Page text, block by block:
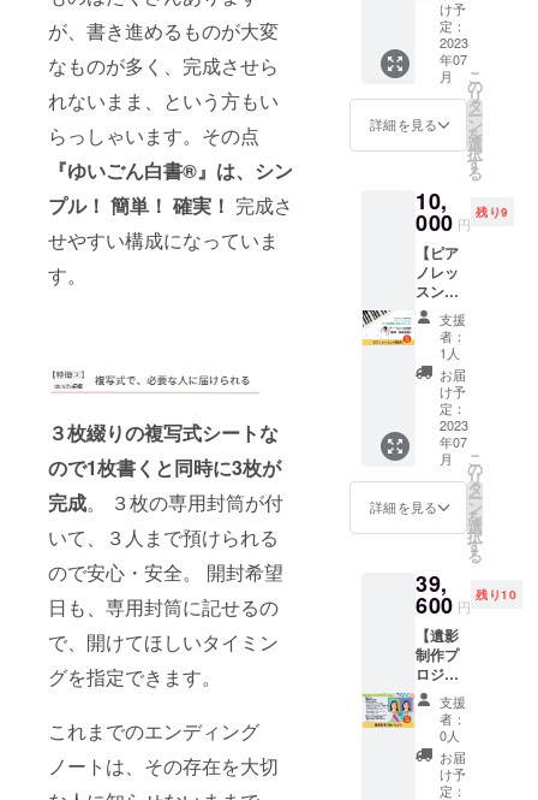
が、書き進めるものが大変
なものが多く、完成させら
れないまま、という方もい
らっしゃいます。その点
『ゆいごん白書®』は、シン
プル！ 簡単！ 確実！ 完成さ
せやすい構成になっていま
す。
３枚綴りの複写式シートな
ので1枚書くと同時に3枚が
完成。 ３枚の専用封筒が付
いて、３人まで預けられる
ので安心・安全。 開封希望
日も、専用封筒に記せるの
で、開けてほしいタイミン
グを指定できます。
これまでのエンディング
ノートは、その存在を大切
ド」 備
忘録が1
冊に
なった
「あん
しん覚
書ノー
ト」 ●
ALL『
ゆいご
ん白書
🄬』を
大切な
方に預
けたか
の確認
をいた
しま
す。 ●
大切な
人への
ラブレ
ター
や、自
分の今
後生き
ていく
どを
しっか
り考え
てきて
もら
い、
シェア
しま
す。 ※
開催は
2023年
7月ごろ
すく説
明しま
す。 ＜
2回目＞
※2週間
催で
す。 ●
付属品3
点への
書き方
レク
チャー
をいた
しま
す。 安
否確認
に役立
つ「あ
んしん
情報
シー
ト」 財
布など
に入る
「緊急
連絡
ド」 備
忘録が1
冊に
なった
「あん
しん覚
書ノー
ト」 ●
書いた
ALL『
ゆいご
ん白書
一緒に
完成間
近まで
仕上げ
ていき
●延命措
置や認
応、最
新の葬
儀事
情、デ
ジタル
遺品、
散骨、
宇宙葬
のこと
など
も、わ
かりや
すく説
明しま
す。 ＜
※2週間
後の開
す。 ●
以下の
付属品3
点への
書き方
レク
チャー
をいた
しま
す。 安
否確認
に役立
ついて1
項目ず
つ、最
新事情
や終活
つ情報
等を交
の場で
一緒に
完成間
近まで
仕上げ
ていき
ます。
●延命措
置や認
知症の
際の対
応、最
新の葬
儀事
情、デ
遺品、
散骨、
など
も、わ
かりや
すく説
明しま
す。 ＜
2回目＞
※2週間
後の開
催で
す。 ●
分、
しっか
りと
ALL『
ゆいご
ん白書
🄬』を
実施概
要■ ＜1
回目＞
●ALL『
ゆいご
ん白書
🄬』に
掲載さ
れてい
る約60
項目に
ついて1
項目ず
つ、最
新事情
に役立
つ情報
ら、そ
の場で
一緒に
完成間
近まで
仕上げ
ていき
ます。
●延命措
置や認
知症の
公的機
関での
セミ
ナー開
催100回
以上の
相談専
プラン
ナー、
渡辺き
りがお
伝えし
ます。
60分間
のセミ
ナー
後、個
別相談
付きで
す！ 昭
和・平
成の常
識は通
用しな
す。 不
安のな
い生活
を送る
ために
お金の
新常識
を付け
ること
が必要
となっ
あなた
の声で
ラブレ
ターを
残しま
せん
か？ 面
と向
かって
くさい
けれ
ど、伝
えたい
想いが
あ
る・・
・とい
う方
に。
「あの
時言っ
ておけ
ば良
かっ
た」と
ならな
う。
Zoomを
通じて
録音し
その後
デジタ
ル媒体
に編集
いたし
ます。
取材時
間は約
け予
定：
2023
年07
月
詳細を見る
こ
の
リ
タ
ー
ン
を
選
択
す
る
10,
000 円
残り9
【ピア
ノレッ
スン（3
回
分）】
年々脳
や指先
の衰え
が気に
る・・
・とい
う方
に。 楽
しく学
びなが
レーニ
ングし
てみま
せん
か？ ピ
アノを
弾くと
きに
は・・
・ ・右
手と左
手で
支援
者：
1人
お届
け予
定：
2023
年07
月
詳細を見る
こ
の
リ
タ
ー
ン
を
選
択
す
る
39,
600 円
残り10
【遺影
制作プ
ロジェ
クト】
★デジ
タルカ
ラー診
断＋永
遠（と
支援
者：
0人
お届
け予
定：